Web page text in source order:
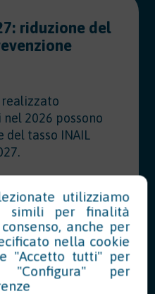
riduzione del
realizzato
2026 possono
del tasso INAIL
utilizziamo
simili per finalità
anche per
nella cookie
"Accetto tutti" per
"Configura" per